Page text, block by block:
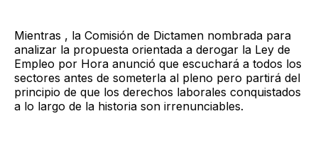
Mientras , la Comisión de Dictamen nombrada para
analizar la propuesta orientada a derogar la Ley de
Empleo por Hora anunció que escuchará a todos los
sectores antes de someterla al pleno pero partirá del
principio de que los derechos laborales conquistados
a lo largo de la historia son irrenunciables.